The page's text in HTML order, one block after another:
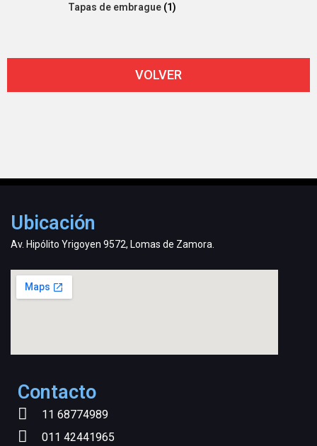
Tapas de embrague (1)
VOLVER
Ubicación
Av. Hipólito Yrigoyen 9572, Lomas de Zamora.
Contacto
11 68774989
011 42441965